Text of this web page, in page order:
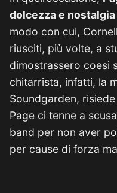
dolcezza e
modo con cui,
riusciti, più volte, a
dimostrassero coesi
chitarrista, infatti, la
Soundgarden,
Page ci tenne a
band per non aver
per cause di forza